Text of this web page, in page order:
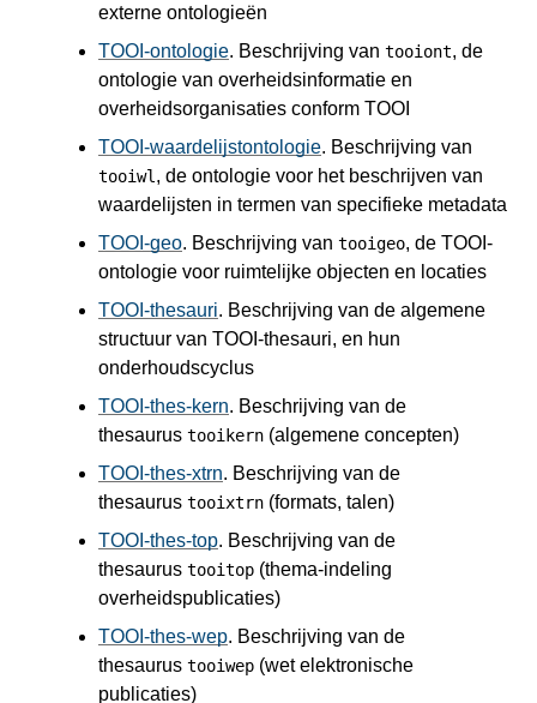
externe ontologieën
TOOI-ontologie. Beschrijving van tooiont, de
ontologie van overheidsinformatie en
overheidsorganisaties conform TOOI
TOOI-waardelijstontologie. Beschrijving van
tooiwl , de ontologie voor het beschrijven van
waardelijsten in termen van specifieke metadata
TOOI-geo. Beschrijving van tooigeo, de TOOI-
ontologie voor ruimtelijke objecten en locaties
TOOI-thesauri. Beschrijving van de algemene
structuur van TOOI-thesauri, en hun
onderhoudscyclus
TOOI-thes-kern. Beschrijving van de
thesaurus tooikern (algemene concepten)
TOOI-thes-xtrn. Beschrijving van de
thesaurus tooixtrn (formats, talen)
TOOI-thes-top. Beschrijving van de
thesaurus tooitop (thema-indeling
overheidspublicaties)
TOOI-thes-wep. Beschrijving van de
thesaurus tooiwep (wet elektronische
publicaties)